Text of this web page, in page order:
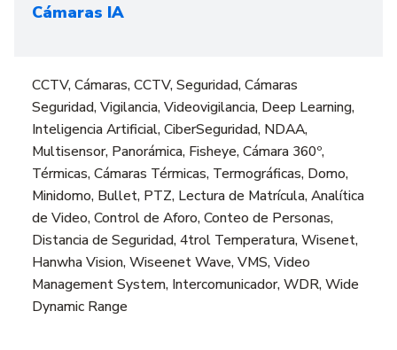
Cámaras IA
CCTV, Cámaras, CCTV, Seguridad, Cámaras
Seguridad, Vigilancia, Videovigilancia, Deep Learning,
Inteligencia Artificial, CiberSeguridad, NDAA,
Multisensor, Panorámica, Fisheye, Cámara 360º,
Térmicas, Cámaras Térmicas, Termográficas, Domo,
Minidomo, Bullet, PTZ, Lectura de Matrícula, Analítica
de Video, Control de Aforo, Conteo de Personas,
Distancia de Seguridad, 4trol Temperatura, Wisenet,
Hanwha Vision, Wiseenet Wave, VMS, Video
Management System, Intercomunicador, WDR, Wide
Dynamic Range